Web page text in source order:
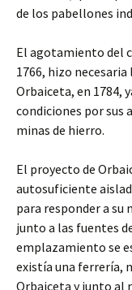
de los pabellones
El agotamiento del
1766, hizo
Orbaiceta, en 1784,
condiciones por sus
minas de hierro.
El proyecto de
autosuficiente
para responder a
junto a las fuentes
emplazamiento se
existía una ferrería,
Orbaiceta y junto al